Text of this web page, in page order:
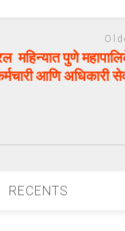
पुणे
आणि अधिकारी
RECENTS